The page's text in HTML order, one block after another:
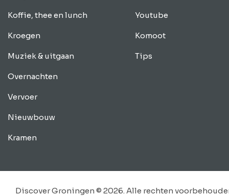
Koffie, thee en lunch
Kroegen
Muziek & uitgaan
Overnachten
Vervoer
Nieuwbouw
Kramen
Youtube
Komoot
Tips
Discover Groningen © 2026. Alle rechten